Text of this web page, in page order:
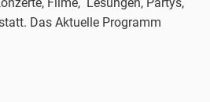
Das Aktuelle Programm